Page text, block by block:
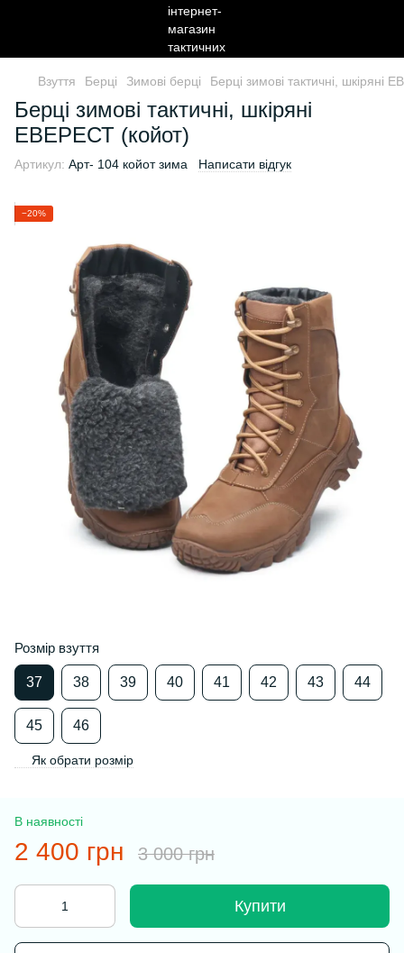
Взуття Берці Зимові берці Берці зимові тактичні, шкіряні
Берці зимові тактичні, шкіряні
ЕВЕРЕСТ (койот)
Артикул: Арт- 104 койот зима Написати відгук
−20%
Розмір взуття
37 38 39 40 41 42 43 44
45 46
Як обрати розмір
В наявності
2 400 грн 3 000 грн
Купити